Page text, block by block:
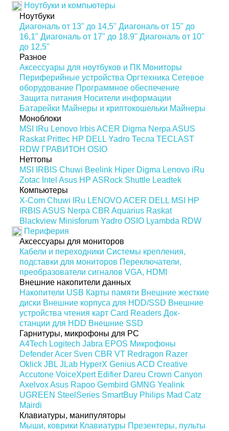
Ноутбуки и компьютеры
Ноутбуки
Диагональ от 13" до 14,5" Диагональ от 15" до
16,1" Диагональ от 17" до 18.9" Диагональ от 10"
до 12,5"
Разное
Аксессуары для ноутбуков и ПК Мониторы
Периферийные устройства Оргтехника Сетевое
оборудование Программное обеспечение
Защита питания Носители информации
Батарейки Майнеры и криптокошельки Майнеры
Моноблоки
MSI
IRu Lenovo IrbisACER Digma Nerpa ASUS
Raskat Prittec HP DELL Yadro Тесла TECLAST
RDW ГРАВИТОН OSIO
Неттопы
MSI
IRBIS Chuwi Beelink Hiper Digma Lenovo iRu
Zotac Intel Asus HP ASRock Shuttle Leadtek
Компьютеры
X-Com Chuwi IRu LENOVOACER DELL MSI
HP
IRBIS ASUS Nerpa CBR Aquarius Raskat
Blackview Minisforum Yadro OSIO Lyambda RDW
Периферия
Аксессуары для мониторов
Кабели и переходники Системы крепления,
подставки для мониторов Переключатели,
преобразователи сигналов VGA, HDMI
Внешние накопители данных
Накопители USB Карты памяти Внешние жесткие
диски Внешние корпуса для HDD/SSD Внешние
устройства чтения карт Card Readers Док-
станции для HDD Внешние SSD
Гарнитуры, микрофоны для PC
A4Tech Logitech Jabra EPOS Микрофоны
DefenderAcer Sven CBR VT Redragon Razer
Oklick JBL JLab HyperX GeniusACD Creative
Accutone VoiceXpert Edifier Dareu Crown Canyon
AxelvoxAsus Rapoo Gembird GMNG Yealink
UGREEN SteelSeries SmartBuy Philips Mad Catz
Mairdi
Клавиатуры, манипуляторы
Мыши, коврики Клавиатуры Презентеры, пульты